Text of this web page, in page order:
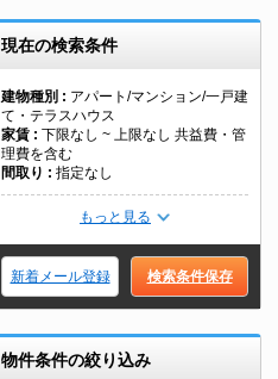
現在の検索条件
建物種別
アパート/マンション/一戸建
て・テラスハウス
家賃
下限なし ~ 上限なし 共益費・管
理費を含む
間取り
指定なし
もっと見る
新着メール登録 検索条件保存
物件条件の絞り込み